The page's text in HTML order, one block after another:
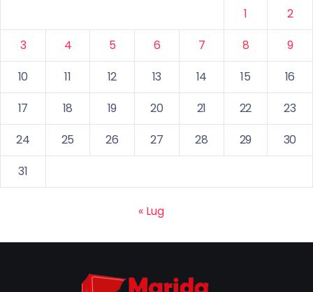
1
2
3
4 5 6 7 8
9
10
11 12 13 14 15
16
17
18 19 20 21 22
23
24
25 26 27 28 29
30
31
« Lug